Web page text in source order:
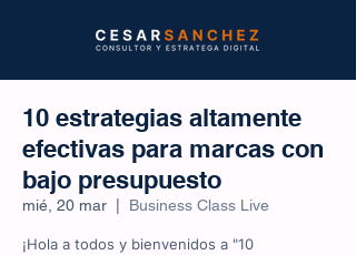
10 estrategias altamente
efectivas para marcas con
bajo presupuesto
mié, 20 mar Business Class Live
¡Hola a todos y bienvenidos a "10